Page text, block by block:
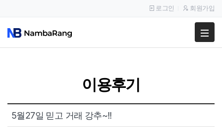
팔고
공지사항
로그인 회원가입
이용후기
5월27일 믿고 거래 강추~!!